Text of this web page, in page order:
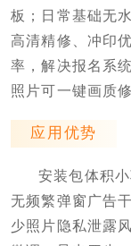
板；日常基础无
高清精修、冲印
率，解决报名系
照片可一键画质
应用优势
安装包体积
无频繁弹窗广告
少照片隐私泄露